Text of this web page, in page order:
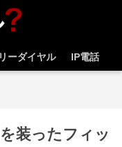
ーダイヤル IP電話
装ったフィッ